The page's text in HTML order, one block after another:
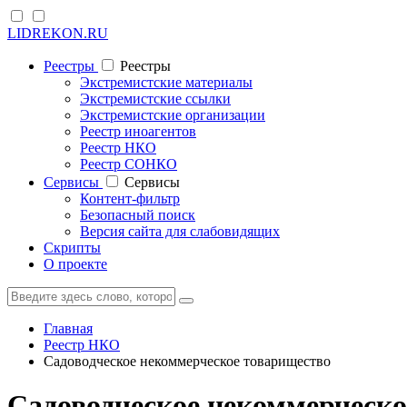
LIDREKON.RU
Реестры
Реестры
Экстремистские материалы
Экстремистские ссылки
Экстремистские организации
Реестр иноагентов
Реестр НКО
Реестр СОНКО
Cервисы
Cервисы
Контент-фильтр
Безопасный поиск
Версия сайта для слабовидящих
Скрипты
О проекте
Главная
Реестр НКО
Садоводческое некоммерческое товарищество